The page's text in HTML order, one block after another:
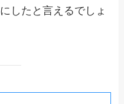
したと言えるでしょ